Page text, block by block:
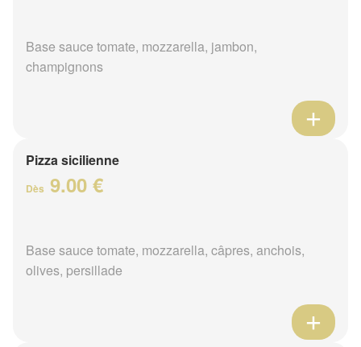
Base sauce tomate, mozzarella, jambon,
champignons
Pizza sicilienne
Dès 9.00 €
Base sauce tomate, mozzarella, câpres, anchois,
olives, persillade